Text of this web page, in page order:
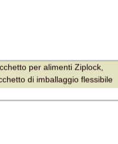
per alimenti Ziplock,
di imballaggio flessibile